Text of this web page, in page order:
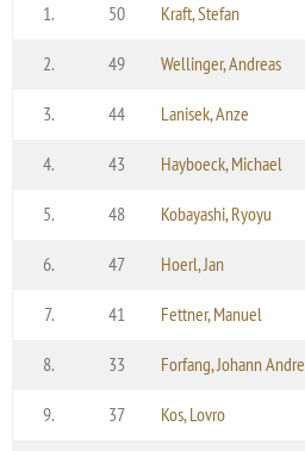
1. 50 Kraft, Stefan
2. 49 Wellinger, Andreas
3. 44 Lanisek, Anze
4. 43 Hayboeck, Michael
5. 48 Kobayashi, Ryoyu
6. 47 Hoerl, Jan
7. 41 Fettner, Manuel
8. 33 Forfang, Johann Andre
9. 37 Kos, Lovro